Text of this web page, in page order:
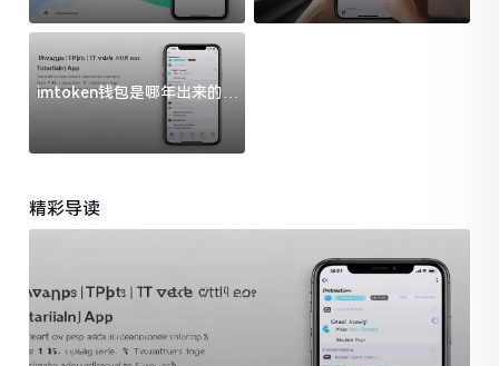
imtoken钱包是哪年出来的？
一文给你说清楚
精彩导读